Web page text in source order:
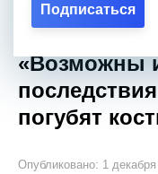
Подписаться
Эксклюзив
«Возможны
погубят
Опубликовано: 1